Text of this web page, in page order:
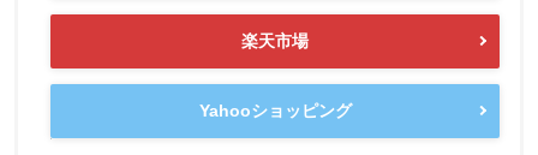
楽天市場
Yahooショッピング